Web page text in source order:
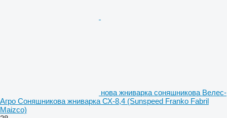
нова жниварка соняшникова Велес-
Агро Соняшникова жниварка СХ-8,4 (Sunspeed Franko Fabril
Maizco)